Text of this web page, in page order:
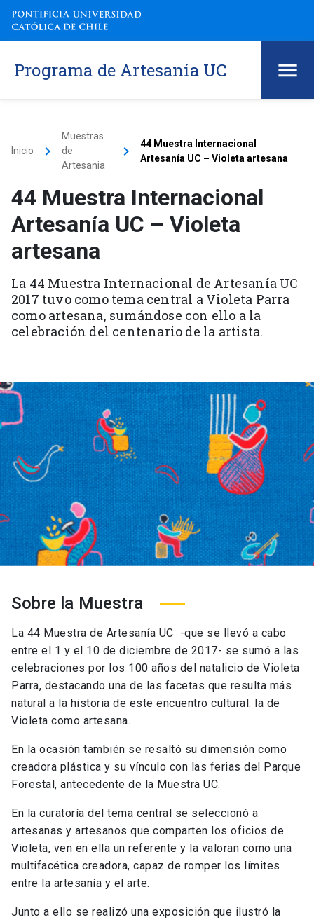
Programa de Artesanía UC
Inicio keyboard_arrow_right
Muestras
de
Artesania
keyboard_arrow_right
44 Muestra Internacional
Artesanía UC – Violeta artesana
44 Muestra Internacional
Artesanía UC – Violeta
artesana
La 44 Muestra Internacional de Artesanía UC
2017 tuvo como tema central a Violeta Parra
como artesana, sumándose con ello a la
celebración del centenario de la artista.
Sobre la Muestra
La 44 Muestra de Artesanía UC -que se llevó a cabo
entre el 1 y el 10 de diciembre de 2017- se sumó a las
celebraciones por los 100 años del natalicio de Violeta
Parra, destacando una de las facetas que resulta más
natural a la historia de este encuentro cultural: la de
Violeta como artesana.
En la ocasión también se resaltó su dimensión como
creadora plástica y su vínculo con las ferias del Parque
Forestal, antecedente de la Muestra UC.
En la curatoría del tema central se seleccionó a
artesanas y artesanos que comparten los oficios de
Violeta, ven en ella un referente y la valoran como una
multifacética creadora, capaz de romper los límites
entre la artesanía y el arte.
Junto a ello se realizó una exposición que ilustró la